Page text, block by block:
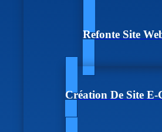
Refonte Site
Création De Site E-